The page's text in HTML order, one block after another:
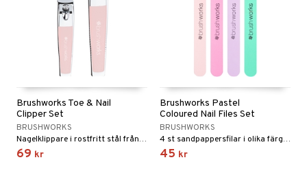
Brushworks Toe & Nail
Clipper Set
BRUSHWORKS
Nagelklippare i rostfritt stål från Brushworks
69 kr
Brushworks Pastel
Coloured Nail Files Set
BRUSHWORKS
4 st sandpappersfilar i olika färger från Brushworks
45 kr